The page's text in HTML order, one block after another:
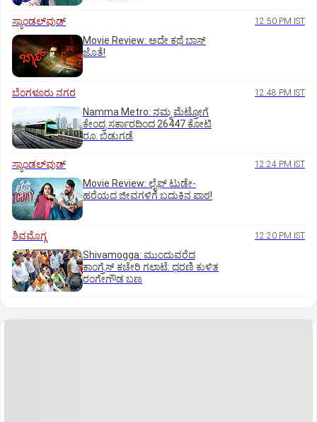
ಸ್ಯಾಂಡಲ್‌ವುಡ್‌ 12:50 PM IST
Movie Review: ಅದೇ ಕಥೆ ಬಾಸ್‌
ಜೊತೆ!
ಬೆಂಗಳೂರು ನಗರ 12:48 PM IST
Namma Metro: ನಮ್ಮ ಮೆಟ್ರೋಗೆ
ಕೇಂದ್ರ ಸರ್ಕಾರದಿಂದ 26447 ಕೋಟಿ
ರೂ. ಬಿಡುಗಡೆ
ಸ್ಯಾಂಡಲ್‌ವುಡ್‌ 12:24 PM IST
Movie Review: ಲೈಫ್‌ ಟುಡೇ-
ಹರೆಯದ ಜೀವಗಳಿಗೆ ಬದುಕಿನ ಪಾಠ!
ಶಿವಮೊಗ್ಗ 12:20 PM IST
Shivamogga: ಮುಂದುವರೆದ
ಕಾಂಗ್ರೆಸ್ ಕಚೇರಿ ಗಲಾಟೆ: ಧರಣಿ ಕುಳಿತ
ರಂಗೇಗೌಡ ಬಣ